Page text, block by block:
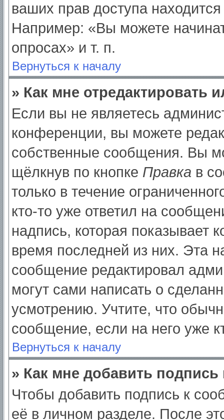
ваших прав доступа
Например: «Вы можете
опросах» и т. п.
Вернуться к началу
» Как мне отредактировать
Если вы не являетесь
конференции, вы можете
собственные сообщения. Вы
щёлкнув по кнопке Правка в
только в течение
кто-то уже ответил на
надпись, которая показывает
время последней из них. Эта
сообщение редактировал
могут сами написать о
усмотрению. Учтите, что
сообщение, если на него уже
Вернуться к началу
» Как мне добавить
Чтобы добавить подпись к
её в личном разделе. После